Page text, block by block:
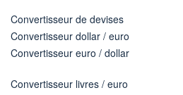
Convertisseur de devises
Convertisseur dollar / euro
Convertisseur euro / dollar
Convertisseur livres / euro